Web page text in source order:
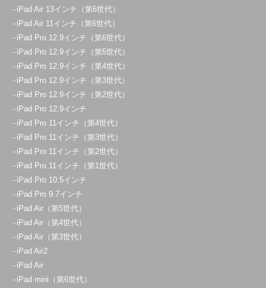
iPad Air 13インチ（第6世代）
iPad Air 11インチ（第6世代）
iPad Pro 12.9インチ（第6世代）
iPad Pro 12.9インチ（第5世代）
iPad Pro 12.9インチ（第4世代）
iPad Pro 12.9インチ（第3世代）
iPad Pro 12.9インチ（第2世代）
iPad Pro 12.9インチ
iPad Pro 11インチ（第4世代）
iPad Pro 11インチ（第3世代）
iPad Pro 11インチ（第2世代）
iPad Pro 11インチ（第1世代）
iPad Pro 10.5インチ
iPad Pro 9.7インチ
iPad Air（第5世代）
iPad Air（第4世代）
iPad Air（第3世代）
iPad Air2
iPad Air
iPad mini（第6世代）